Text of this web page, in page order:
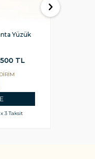
Yüzük
TL
3 Taksit